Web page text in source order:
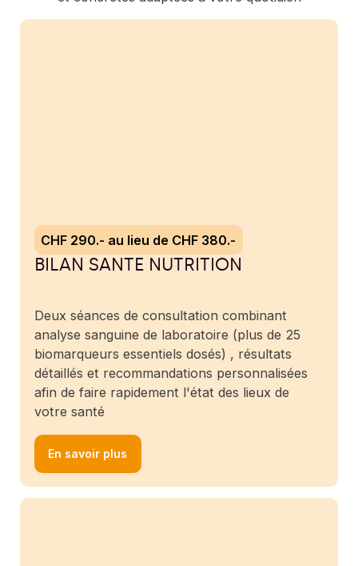
CHF 290.- au lieu de CHF 380.-
BILAN SANTE NUTRITION
Deux séances de consultation combinant
analyse sanguine de laboratoire (plus de 25
biomarqueurs essentiels dosés) , résultats
détaillés et recommandations personnalisées
afin de faire rapidement l'état des lieux de
votre santé
En savoir plus